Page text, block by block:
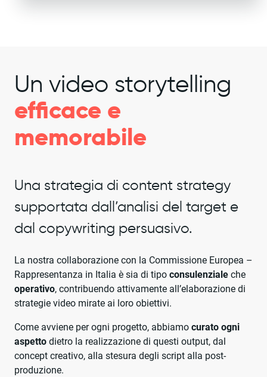
Un video storytelling
efficace e
memorabile
Una strategia di content strategy
supportata dall’analisi del target e
dal copywriting persuasivo.
La nostra collaborazione con la Commissione Europea –
Rappresentanza in Italia è sia di tipo consulenziale che
operativo, contribuendo attivamente all’elaborazione di
strategie video mirate ai loro obiettivi.
Come avviene per ogni progetto, abbiamo curato ogni
aspetto dietro la realizzazione di questi output, dal
concept creativo, alla stesura degli script alla post-
produzione.